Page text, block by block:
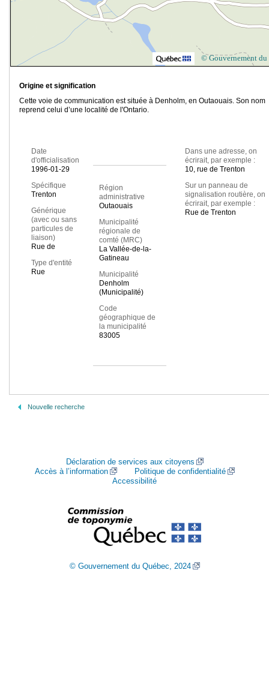
© Gouvernement du
Origine et signification
Cette voie de communication est située à Denholm, en Outaouais. Son nom
reprend celui d’une localité de l'Ontario.
Date
d'officialisation
1996-01-29
Spécifique
Trenton
Générique
(avec ou sans
particules de
liaison)
Rue de
Type d'entité
Rue
Région
administrative
Outaouais
Municipalité
régionale de
comté (MRC)
La Vallée-de-la-
Gatineau
Municipalité
Denholm
(Municipalité)
Code
géographique de
la municipalité
83005
Dans une adresse, on
écrirait, par exemple :
10, rue de Trenton
Sur un panneau de
signalisation routière, on
écrirait, par exemple :
Rue de Trenton
Nouvelle recherche
Déclaration de services aux citoyens
Accès à l’information
Politique de confidentialité
Accessibilité
© Gouvernement du Québec, 2024